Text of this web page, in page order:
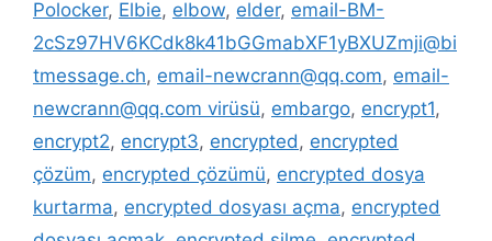
Polocker, Elbie, elbow, elder, email-BM-
2cSz97HV6KCdk8k41bGGmabXF1yBXUZmji@bi
tmessage.ch, email-newcrann@qq.com, email-
newcrann@qq.com virüsü, embargo, encrypt1,
encrypt2, encrypt3, encrypted, encrypted
çözüm, encrypted çözümü, encrypted dosya
kurtarma, encrypted dosyası açma, encrypted